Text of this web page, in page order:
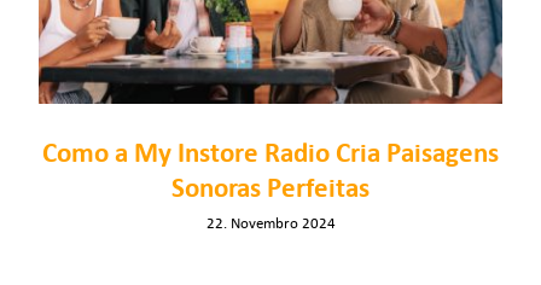
Como a My Instore Radio Cria Paisagens
Sonoras Perfeitas
22. Novembro 2024